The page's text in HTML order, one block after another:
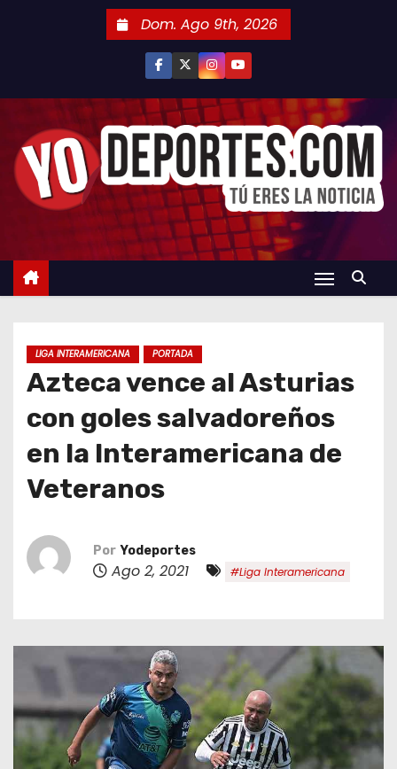
n
Dom. Ago 9th, 2026
LIGA INTERAMERICANA PORTADA
Azteca vence al Asturias
con goles salvadoreños
en la Interamericana de
Veteranos
Por Yodeportes
Ago 2, 2021 #Liga Interamericana